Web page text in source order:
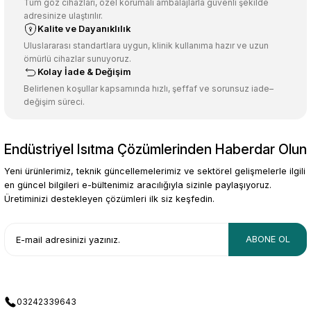
Ürün bilgilerinde hatalar bulunuyor.
Ürün fiyatı diğer sitelerden daha pahalı.
Bu ürüne benzer farklı alternatifler olmalı.
Gönder
Tüm göz cihazları, özel korumalı ambalajlarla güvenli şekilde
adresinize ulaştırılır.
Kalite ve Dayanıklılık
Uluslararası standartlara uygun, klinik kullanıma hazır ve uzun
ömürlü cihazlar sunuyoruz.
Kolay İade & Değişim
Belirlenen koşullar kapsamında hızlı, şeffaf ve sorunsuz iade–
değişim süreci.
Endüstriyel Isıtma Çözümlerinden Haberdar Olun
Yeni ürünlerimiz, teknik güncellemelerimiz ve sektörel gelişmelerle ilgili
en güncel bilgileri e-bültenimiz aracılığıyla sizinle paylaşıyoruz.
Üretiminizi destekleyen çözümleri ilk siz keşfedin.
ABONE OL
03242339643